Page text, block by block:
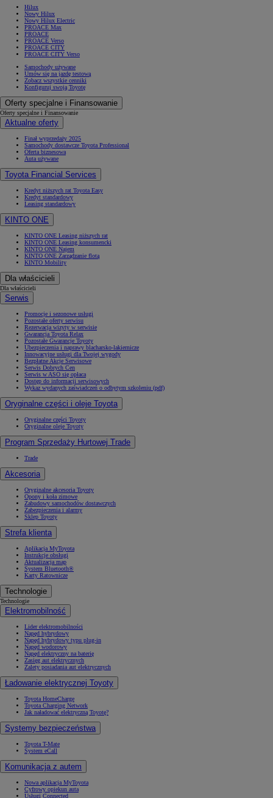
Hilux
Nowy Hilux
Nowy Hilux Electric
PROACE Max
PROACE
PROACE Verso
PROACE CITY
PROACE CITY Verso
Samochody używane
Umów się na jazdę testową
Zobacz wszystkie cenniki
Konfiguruj swoją Toyotę
Oferty specjalne i Finansowanie
Oferty specjalne i Finansowanie
Aktualne oferty
Finał wyprzedaży 2025
Samochody dostawcze Toyota Professional
Oferta biznesowa
Auta używane
Toyota Financial Services
Kredyt niższych rat Toyota Easy
Kredyt standardowy
Leasing standardowy
KINTO ONE
KINTO ONE Leasing niższych rat
KINTO ONE Leasing konsumencki
KINTO ONE Najem
KINTO ONE Zarządzanie flotą
KINTO Mobility
Dla właścicieli
Dla właścicieli
Serwis
Promocje i sezonowe usługi
Pozostałe oferty serwisu
Rezerwacja wizyty w serwisie
Gwarancja Toyota Relax
Pozostałe Gwarancje Toyoty
Ubezpieczenia i naprawy blacharsko-lakiernicze
Innowacyjne usługi dla Twojej wygody
Bezpłatne Akcje Serwisowe
Serwis Dobrych Cen
Serwis w ASO się opłaca
Dostęp do informacji serwisowych
Wykaz wydanych zaświadczeń o odbytym szkoleniu (pdf)
Oryginalne części i oleje Toyota
Oryginalne części Toyoty
Oryginalne oleje Toyoty
Program Sprzedaży Hurtowej Trade
Trade
Akcesoria
Oryginalne akcesoria Toyoty
Opony i koła zimowe
Zabudowy samochodów dostawczych
Zabezpieczenia i alarmy
Sklep Toyoty
Strefa klienta
Aplikacja MyToyota
Instrukcje obsługi
Aktualizacja map
System Bluetooth®
Karty Ratownicze
Technologie
Technologie
Elektromobilność
Lider elektromobilności
Napęd hybrydowy
Napęd hybrydowy typu plug-in
Napęd wodorowy
Napęd elektryczny na baterię
Zasięg aut elektrycznych
Zalety posiadania aut elektrycznych
Ładowanie elektrycznej Toyoty
Toyota HomeCharge
Toyota Charging Network
Jak naładować elektryczną Toyotę?
Systemy bezpieczeństwa
Toyota T-Mate
System eCall
Komunikacja z autem
Nowa aplikacja MyToyota
Cyfrowy opiekun auta
Usługi Connected